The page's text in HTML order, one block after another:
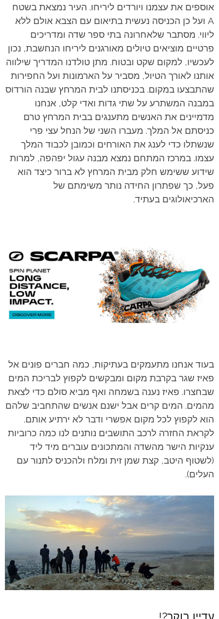
אוספים את עצמנו ויורדים ליריחו. העיר נמצאת בשטח
A ועל כן הכניסה נעשית בתיאום עם הצבא אולם ללא
ליווי. מסתבר שלאחרונה בתי ספר שדה ומדריכים
פרטיים מוציאים טיולים מאורגנים ליריחו הנחשבת, נכון
לעכשיו, למקום שקט ובטוח. מתן טולדנו המדריך שילווה
אותנו לאורך הטיול, מסביר על הארמונות ועל החפירות
שהתבצעו במקום. בכניסתנו לבית המרחץ שבנה הורדוס
במבנה המשתרע על שתי גדות ואדי קלט, אנחנו
מדמיינים את האנשים מתענגים בבית המרחץ טרם
כניסתם אל המלך. מעברו השני של הנחל עצי פרי
שנשתלו כדי לענג את האורחים וכמובן לכבוד המלך
עצמו. במרכז המתחם נמצא מבנה עגול יפהפה, למרות
שידוע ששימש חלק מבית המרחץ לא ברור כיצד הוא
פעל, כך שפתרון החידה נותר משימתם של
הארכיאולוגים בעתיד.
בעוד אנחנו מתעמקים בעתיקות, כמה חברים פונים אל
פאיז שגר בקרבת מקום ומבקשים לקפוץ לבריכת המים
שבחצרו. פאיז נענה בשמחה ואף מביא סולם כדי לצאת
מהמים. המים קרים אבל ישנם אנשים שהתחביב שלהם
הוא לקפוץ לכל מקום אפשרי ודבר לא ירתיע אותם.
לקראת החזרה לרכב התושבים נותנים לנו כמה כרוביות
ענקיות הישר מהשדה והמתכונים עוברים מיד ליד
(לשטוף היטב, קצת שמן זית ומלח ולהכניס לתנור עם
העלים).